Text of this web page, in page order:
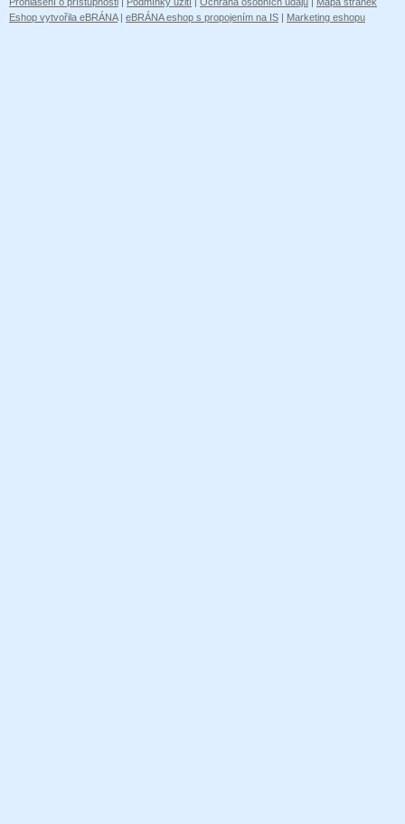
Eshop vytvořila eBRÁNA| eBRÁNA eshop s propojením na IS | Marketing eshopu